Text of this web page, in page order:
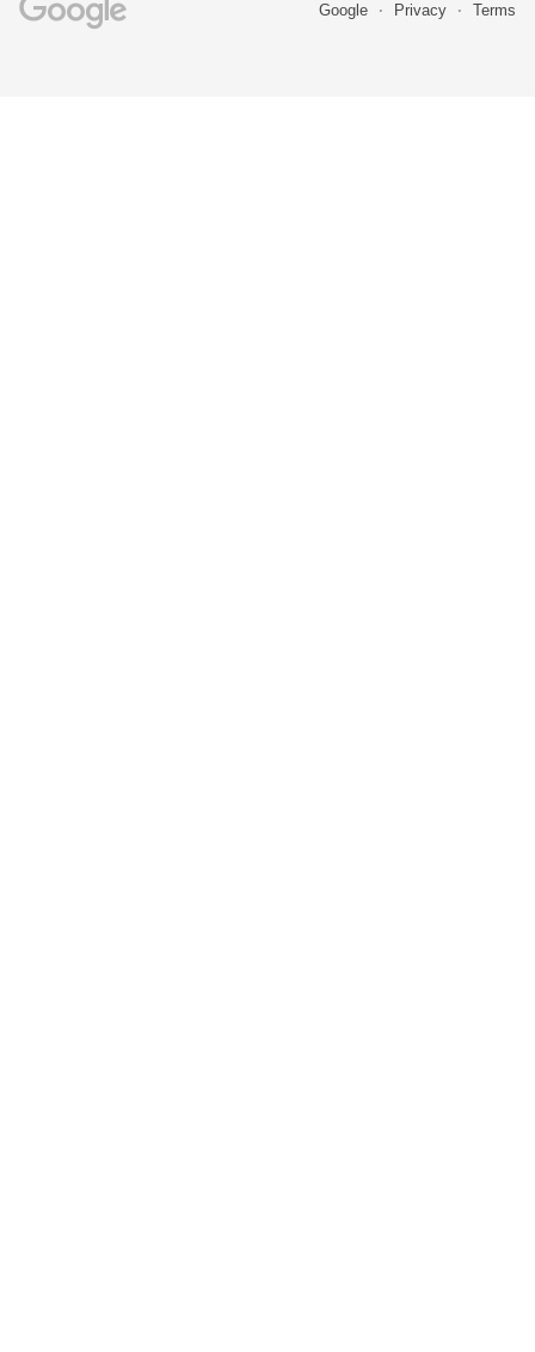
Google Privacy Terms